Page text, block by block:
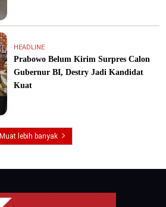
HEADLINE
Prabowo Belum Kirim Surpres Calon
Gubernur BI, Destry Jadi Kandidat
Kuat
Muat lebih banyak